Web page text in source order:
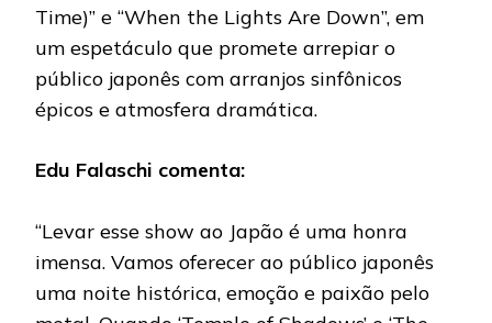
Time)” e “When the Lights Are Down”, em
um espetáculo que promete arrepiar o
público japonês com arranjos sinfônicos
épicos e atmosfera dramática.
Edu Falaschi comenta:
“Levar esse show ao Japão é uma honra
imensa. Vamos oferecer ao público japonês
uma noite histórica, emoção e paixão pelo